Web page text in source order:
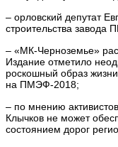
– орловский депутат
строительства завода
– «МК-Черноземье»
Издание отметило
роскошный образ
на ПМЭФ-2018;
– по мнению
Клычков не может
состоянием дорог